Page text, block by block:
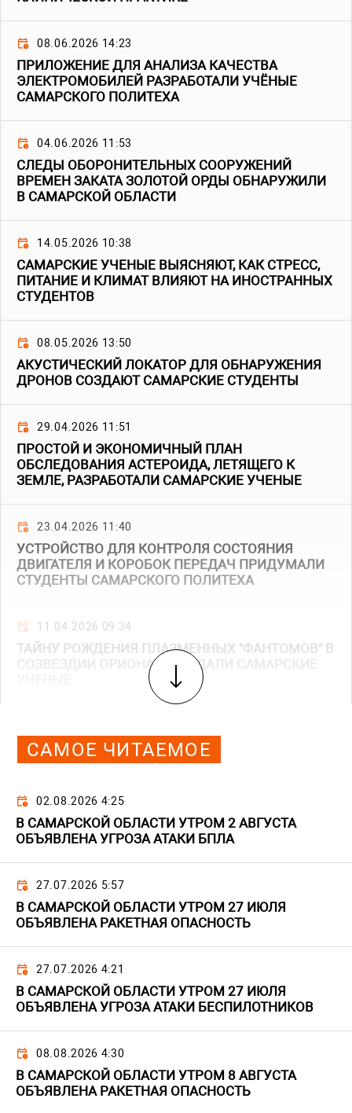
08.06.2026 14:23
ПРИЛОЖЕНИЕ ДЛЯ АНАЛИЗА КАЧЕСТВА
ЭЛЕКТРОМОБИЛЕЙ РАЗРАБОТАЛИ УЧЁНЫЕ
САМАРСКОГО ПОЛИТЕХА
04.06.2026 11:53
СЛЕДЫ ОБОРОНИТЕЛЬНЫХ СООРУЖЕНИЙ
ВРЕМЕН ЗАКАТА ЗОЛОТОЙ ОРДЫ ОБНАРУЖИЛИ
В САМАРСКОЙ ОБЛАСТИ
14.05.2026 10:38
САМАРСКИЕ УЧЕНЫЕ ВЫЯСНЯЮТ, КАК СТРЕСС,
ПИТАНИЕ И КЛИМАТ ВЛИЯЮТ НА ИНОСТРАННЫХ
СТУДЕНТОВ
08.05.2026 13:50
АКУСТИЧЕСКИЙ ЛОКАТОР ДЛЯ ОБНАРУЖЕНИЯ
ДРОНОВ СОЗДАЮТ САМАРСКИЕ СТУДЕНТЫ
29.04.2026 11:51
ПРОСТОЙ И ЭКОНОМИЧНЫЙ ПЛАН
ОБСЛЕДОВАНИЯ АСТЕРОИДА, ЛЕТЯЩЕГО К
ЗЕМЛЕ, РАЗРАБОТАЛИ САМАРСКИЕ УЧЕНЫЕ
23.04.2026 11:40
УСТРОЙСТВО ДЛЯ КОНТРОЛЯ СОСТОЯНИЯ
ДВИГАТЕЛЯ И КОРОБОК ПЕРЕДАЧ ПРИДУМАЛИ
СТУДЕНТЫ САМАРСКОГО ПОЛИТЕХА
11.04.2026 09:34
ТАЙНУ РОЖДЕНИЯ ПЛАЗМЕННЫХ "ФАНТОМОВ" В
СОЗВЕЗДИИ ОРИОНА РАЗГАДАЛИ САМАРСКИЕ
САМОЕ ЧИТАЕМОЕ
02.08.2026 4:25
В САМАРСКОЙ ОБЛАСТИ УТРОМ 2 АВГУСТА
ОБЪЯВЛЕНА УГРОЗА АТАКИ БПЛА
27.07.2026 5:57
В САМАРСКОЙ ОБЛАСТИ УТРОМ 27 ИЮЛЯ
ОБЪЯВЛЕНА РАКЕТНАЯ ОПАСНОСТЬ
27.07.2026 4:21
В САМАРСКОЙ ОБЛАСТИ УТРОМ 27 ИЮЛЯ
ОБЪЯВЛЕНА УГРОЗА АТАКИ БЕСПИЛОТНИКОВ
08.08.2026 4:30
В САМАРСКОЙ ОБЛАСТИ УТРОМ 8 АВГУСТА
ОБЪЯВЛЕНА РАКЕТНАЯ ОПАСНОСТЬ